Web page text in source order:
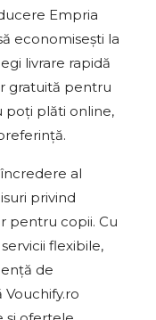
Empria
economisești la
livrare rapidă
gratuită pentru
poți plăti online,
al
privind
pentru copii. Cu
flexibile,
de